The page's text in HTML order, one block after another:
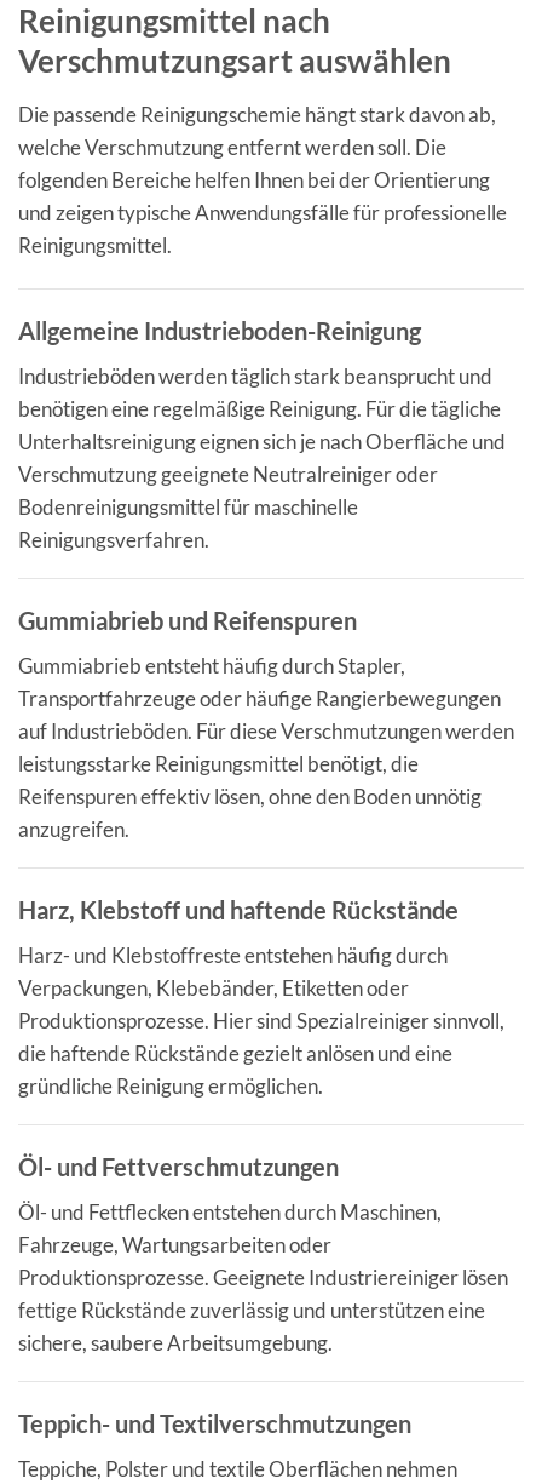
Reinigungsmittel nach
Verschmutzungsart auswählen
Die passende Reinigungschemie hängt stark davon ab,
welche Verschmutzung entfernt werden soll. Die
folgenden Bereiche helfen Ihnen bei der Orientierung
und zeigen typische Anwendungsfälle für professionelle
Reinigungsmittel.
Allgemeine Industrieboden-Reinigung
Industrieböden werden täglich stark beansprucht und
benötigen eine regelmäßige Reinigung. Für die tägliche
Unterhaltsreinigung eignen sich je nach Oberfläche und
Verschmutzung geeignete Neutralreiniger oder
Bodenreinigungsmittel für maschinelle
Reinigungsverfahren.
Gummiabrieb und Reifenspuren
Gummiabrieb entsteht häufig durch Stapler,
Transportfahrzeuge oder häufige Rangierbewegungen
auf Industrieböden. Für diese Verschmutzungen werden
leistungsstarke Reinigungsmittel benötigt, die
Reifenspuren effektiv lösen, ohne den Boden unnötig
anzugreifen.
Harz, Klebstoff und haftende Rückstände
Harz- und Klebstoffreste entstehen häufig durch
Verpackungen, Klebebänder, Etiketten oder
Produktionsprozesse. Hier sind Spezialreiniger sinnvoll,
die haftende Rückstände gezielt anlösen und eine
gründliche Reinigung ermöglichen.
Öl- und Fettverschmutzungen
Öl- und Fettflecken entstehen durch Maschinen,
Fahrzeuge, Wartungsarbeiten oder
Produktionsprozesse. Geeignete Industriereiniger lösen
fettige Rückstände zuverlässig und unterstützen eine
sichere, saubere Arbeitsumgebung.
Teppich- und Textilverschmutzungen
Teppiche, Polster und textile Oberflächen nehmen